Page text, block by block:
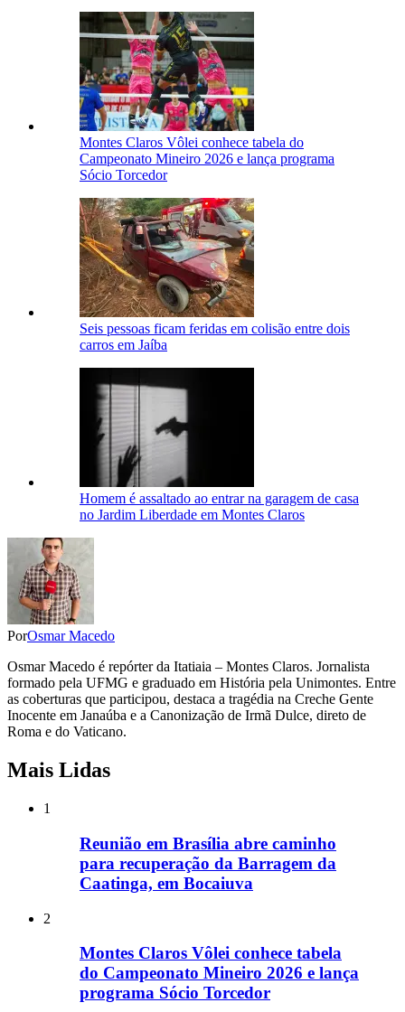
Montes Claros Vôlei conhece tabela do
Campeonato Mineiro 2026 e lança programa
Sócio Torcedor
Seis pessoas ficam feridas em colisão entre dois
carros em Jaíba
Homem é assaltado ao entrar na garagem de casa
no Jardim Liberdade em Montes Claros
PorOsmar Macedo
Osmar Macedo é repórter da Itatiaia – Montes Claros. Jornalista
formado pela UFMG e graduado em História pela Unimontes. Entre
as coberturas que participou, destaca a tragédia na Creche Gente
Inocente em Janaúba e a Canonização de Irmã Dulce, direto de
Roma e do Vaticano.
Mais Lidas
1
Reunião em Brasília abre caminho
para recuperação da Barragem da
Caatinga, em Bocaiuva
2
Montes Claros Vôlei conhece tabela
do Campeonato Mineiro 2026 e lança
programa Sócio Torcedor